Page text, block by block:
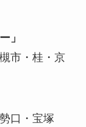
」
市・桂・京
口・宝塚